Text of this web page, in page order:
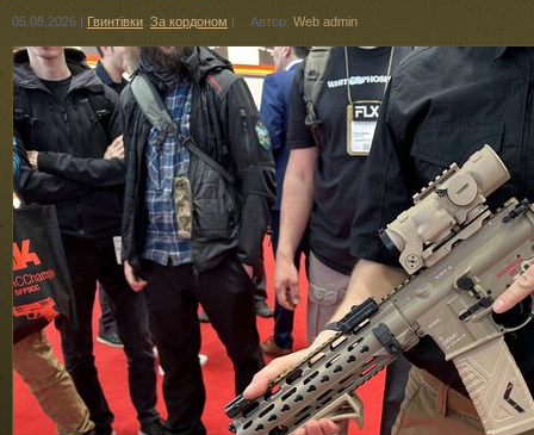
05.08.2026 | Гвинтівки За кордоном | Автор: Web admin